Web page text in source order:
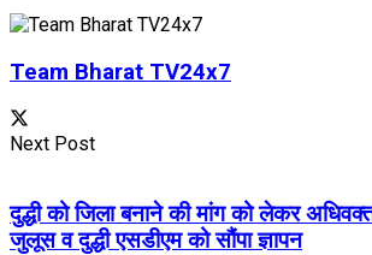
Team Bharat TV24x7
Next Post
दुद्धी को जिला बनाने की मांग को लेकर
जुलूस व दुद्धी एसडीएम को सौंपा ज्ञापन